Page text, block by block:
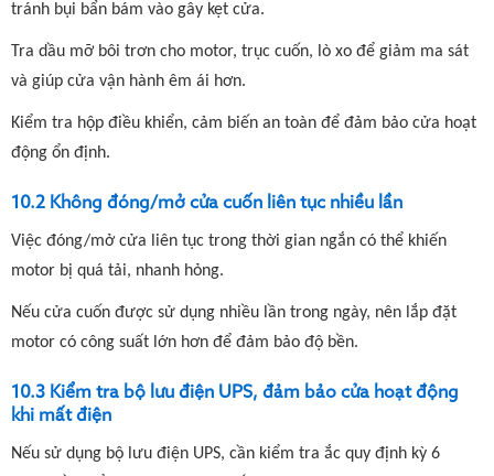
tránh bụi bẩn bám vào gây kẹt cửa.
Tra dầu mỡ bôi trơn cho motor, trục cuốn, lò xo để giảm ma sát
và giúp cửa vận hành êm ái hơn.
Kiểm tra hộp điều khiển, cảm biến an toàn để đảm bảo cửa hoạt
động ổn định.
10.2 Không đóng/mở cửa cuốn liên tục nhiều lần
Việc đóng/mở cửa liên tục trong thời gian ngắn có thể khiến
motor bị quá tải, nhanh hỏng.
Nếu cửa cuốn được sử dụng nhiều lần trong ngày, nên lắp đặt
motor có công suất lớn hơn để đảm bảo độ bền.
10.3 Kiểm tra bộ lưu điện UPS, đảm bảo cửa hoạt động
khi mất điện
Nếu sử dụng bộ lưu điện UPS, cần kiểm tra ắc quy định kỳ 6